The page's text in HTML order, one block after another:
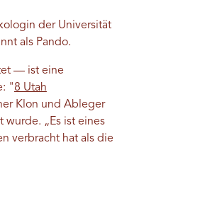
der Universität
als Pando.
— ist eine
"8 Utah
Klon und Ableger
wurde. „Es ist eines
verbracht hat als die